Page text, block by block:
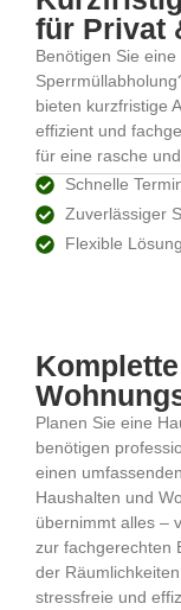
für Privat
Benötigen Sie
bieten kurzfristige
effizient und
für eine rasche
Schnelle
Zuverlässiger
Flexible
Planen Sie eine
benötigen
einen
Haushalten und
übernimmt alles –
zur fachgerechten
der
stressfreie und